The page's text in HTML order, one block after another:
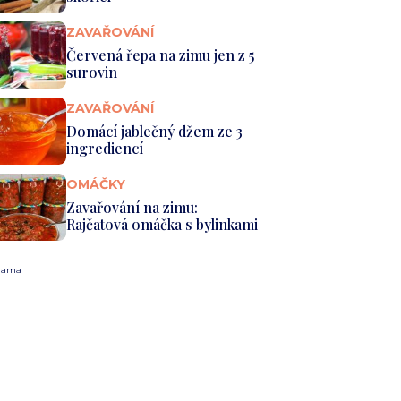
ZAVAŘOVÁNÍ
Červená řepa na zimu jen z 5
surovin
ZAVAŘOVÁNÍ
Domácí jablečný džem ze 3
ingrediencí
OMÁČKY
Zavařování na zimu:
Rajčatová omáčka s bylinkami